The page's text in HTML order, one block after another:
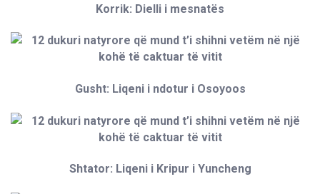
Korrik: Dielli i mesnatës
Gusht: Liqeni i ndotur i Osoyoos
Shtator: Liqeni i Kripur i Yuncheng